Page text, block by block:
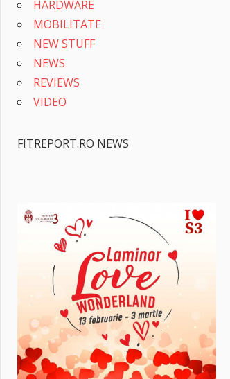
HARDWARE
MOBILITATE
NEW STUFF
NEWS
REVIEWS
VIDEO
FITREPORT.RO NEWS